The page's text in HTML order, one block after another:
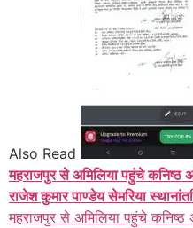
Also Read
महराजपुर से अमिलिया पहुंचे
राजेश कुमार पाण्डेय सेमरिया
महराजपुर से अमिलिया पहुंचे